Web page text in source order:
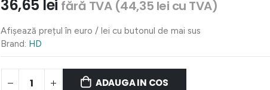
36,65 lei fără TVA (44,35 lei cu TVA)
Afișează prețul în euro / lei cu butonul de mai sus
Brand: HD
ADAUGA IN COS